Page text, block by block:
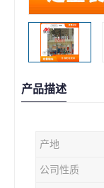
产品描述
产地
公司性质